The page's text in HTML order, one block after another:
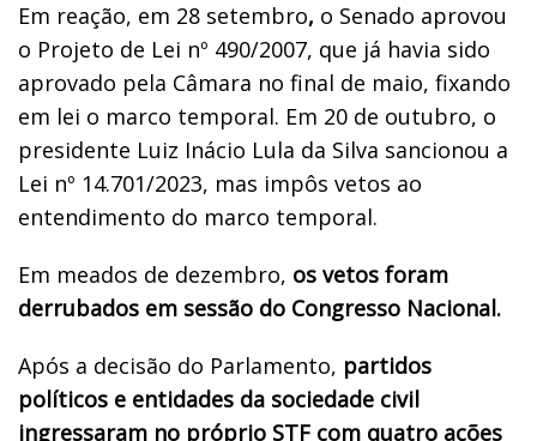
Em reação, em 28 setembro, o Senado aprovou
o Projeto de Lei nº 490/2007, que já havia sido
aprovado pela Câmara no final de maio, fixando
em lei o marco temporal. Em 20 de outubro, o
presidente Luiz Inácio Lula da Silva sancionou a
Lei nº 14.701/2023, mas impôs vetos ao
entendimento do marco temporal.
Em meados de dezembro, os vetos foram
derrubados em sessão do Congresso Nacional.
Após a decisão do Parlamento, partidos
políticos e entidades da sociedade civil
ingressaram no próprio STF com quatro ações